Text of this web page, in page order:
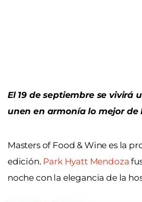
El 19 de septiembre se vivirá
unen en armonía lo mejor
Masters of Food & Wine es la
edición. Park Hyatt Mendoza
noche con la elegancia de la